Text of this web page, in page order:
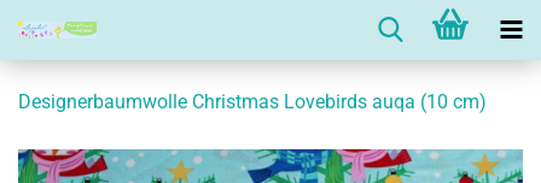
Designerbaumwolle Christmas Lovebirds auqa (10 cm)